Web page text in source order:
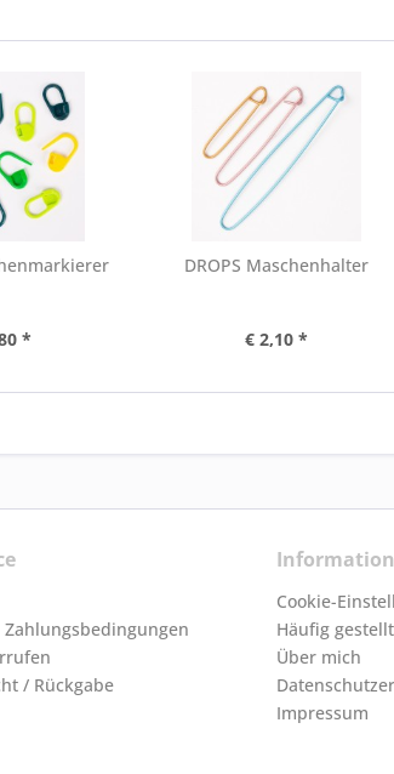
*
DROPS Maschenhalter
€ 2,10 *
/ Rückgabe
Cookie-
Häufig
Über mich
Impressum